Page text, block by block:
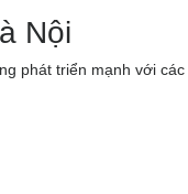
Nội
phát triển mạnh với